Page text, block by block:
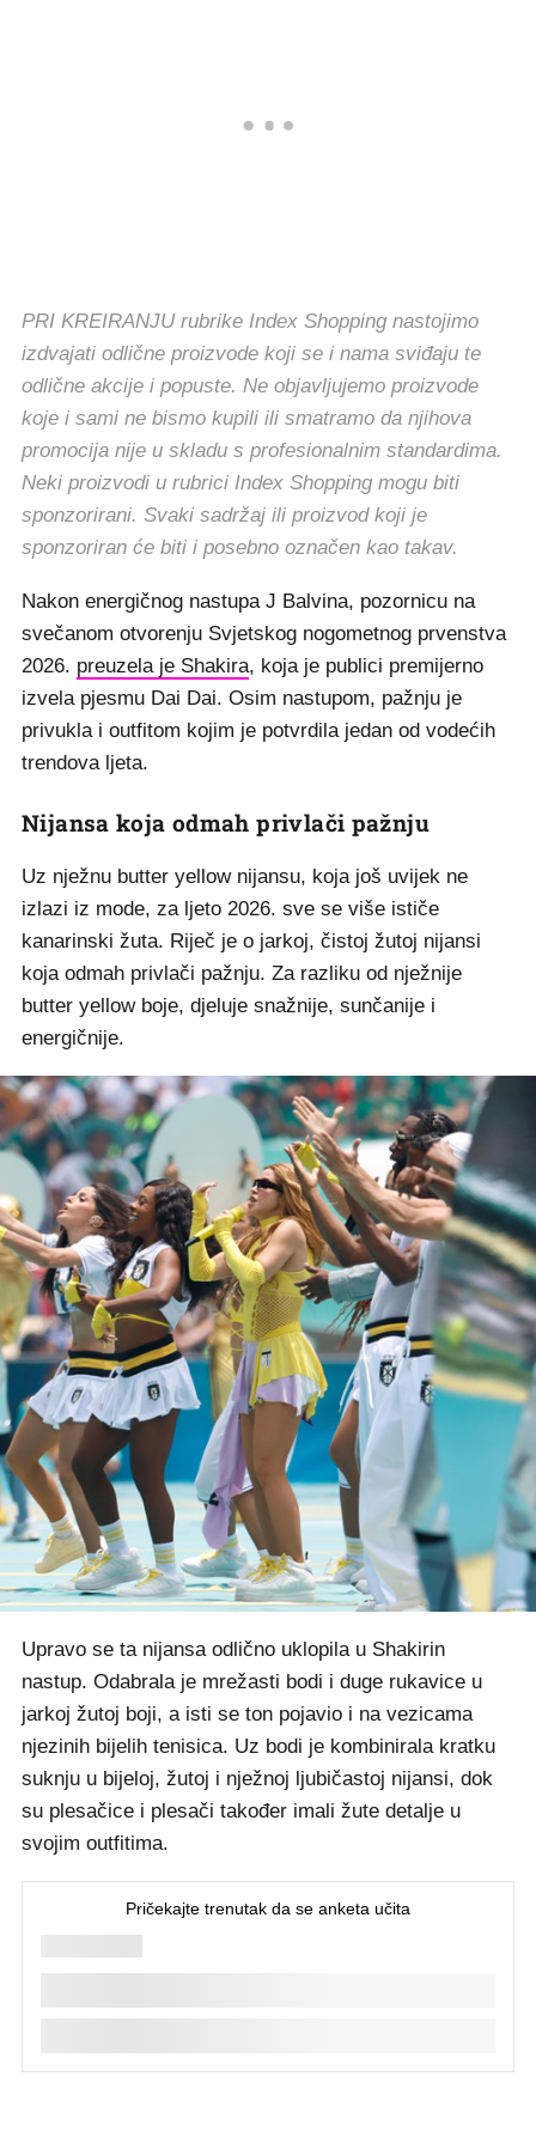
PRI KREIRANJU rubrike Index Shopping nastojimo
izdvajati odlične proizvode koji se i nama sviđaju te
odlične akcije i popuste. Ne objavljujemo proizvode
koje i sami ne bismo kupili ili smatramo da njihova
promocija nije u skladu s profesionalnim standardima.
Neki proizvodi u rubrici Index Shopping mogu biti
sponzorirani. Svaki sadržaj ili proizvod koji je
sponzoriran će biti i posebno označen kao takav.
Nakon energičnog nastupa J Balvina, pozornicu na
svečanom otvorenju Svjetskog nogometnog prvenstva
2026. preuzela je Shakira, koja je publici premijerno
izvela pjesmu Dai Dai. Osim nastupom, pažnju je
privukla i outfitom kojim je potvrdila jedan od vodećih
trendova ljeta.
Nijansa koja odmah privlači pažnju
Uz nježnu butter yellow nijansu, koja još uvijek ne
izlazi iz mode, za ljeto 2026. sve se više ističe
kanarinski žuta. Riječ je o jarkoj, čistoj žutoj nijansi
koja odmah privlači pažnju. Za razliku od nježnije
butter yellow boje, djeluje snažnije, sunčanije i
energičnije.
Upravo se ta nijansa odlično uklopila u Shakirin
nastup. Odabrala je mrežasti bodi i duge rukavice u
jarkoj žutoj boji, a isti se ton pojavio i na vezicama
njezinih bijelih tenisica. Uz bodi je kombinirala kratku
suknju u bijeloj, žutoj i nježnoj ljubičastoj nijansi, dok
su plesačice i plesači također imali žute detalje u
svojim outfitima.